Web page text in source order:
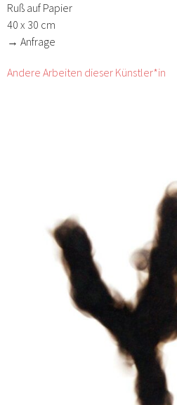
Ruß auf Papier
40 x 30 cm
→ Anfrage
Andere Arbeiten dieser Künstler*in